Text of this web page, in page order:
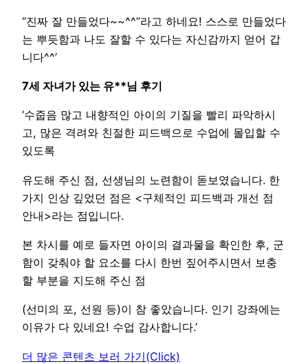
“진짜 잘 만들었다~~^^”라고 하네요! 스스로 만들었다
는 뿌듯함과 나도 잘할 수 있다는 자신감까지 얻어 갑
니다^^’
7세 자녀가 있는 유**님 후기
‘수줍음 많고 내향적인 아이의 기질을 빨리 파악하시
고, 많은 격려와 친절한 피드백으로 수업에 몰입할 수
있도록
유도해 주신 점, 선생님의 노련함이 돋보였습니다. 한
가지 인상 깊었던 점은 <구체적인 피드백과 개선 점
안내>라는 점입니다.
본 차시를 예로 들자면 아이의 결과물을 확인한 후, 군
함이 갖춰야 할 요소를 다시 한번 짚어주시면서 보충
할 부분을 지도해 주신 점
(선미의 포, 선원 등)이 참 좋았습니다. 인기 강좌에는
이유가 다 있네요! 수업 감사합니다.’
더 많은 콘텐츠 보러 가기(Click)